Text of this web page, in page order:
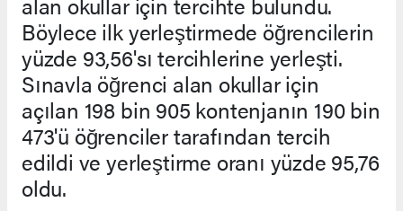
Böylece ilk yerleştirmede öğrencilerin
yüzde 93,56'sı tercihlerine yerleşti.
Sınavla öğrenci alan okullar için
açılan 198 bin 905 kontenjanın 190 bin
473'ü öğrenciler tarafından tercih
edildi ve yerleştirme oranı yüzde 95,76
oldu.